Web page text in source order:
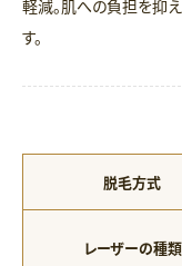
軽減。肌への負担を抑
す。
脱毛方式
レーザーの種類